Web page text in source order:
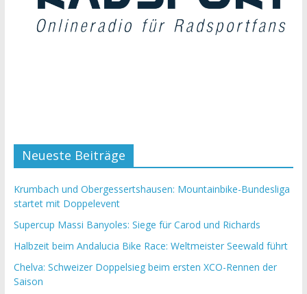
Neueste Beiträge
Krumbach und Obergessertshausen: Mountainbike-Bundesliga
startet mit Doppelevent
Supercup Massi Banyoles: Siege für Carod und Richards
Halbzeit beim Andalucia Bike Race: Weltmeister Seewald führt
Chelva: Schweizer Doppelsieg beim ersten XCO-Rennen der
Saison